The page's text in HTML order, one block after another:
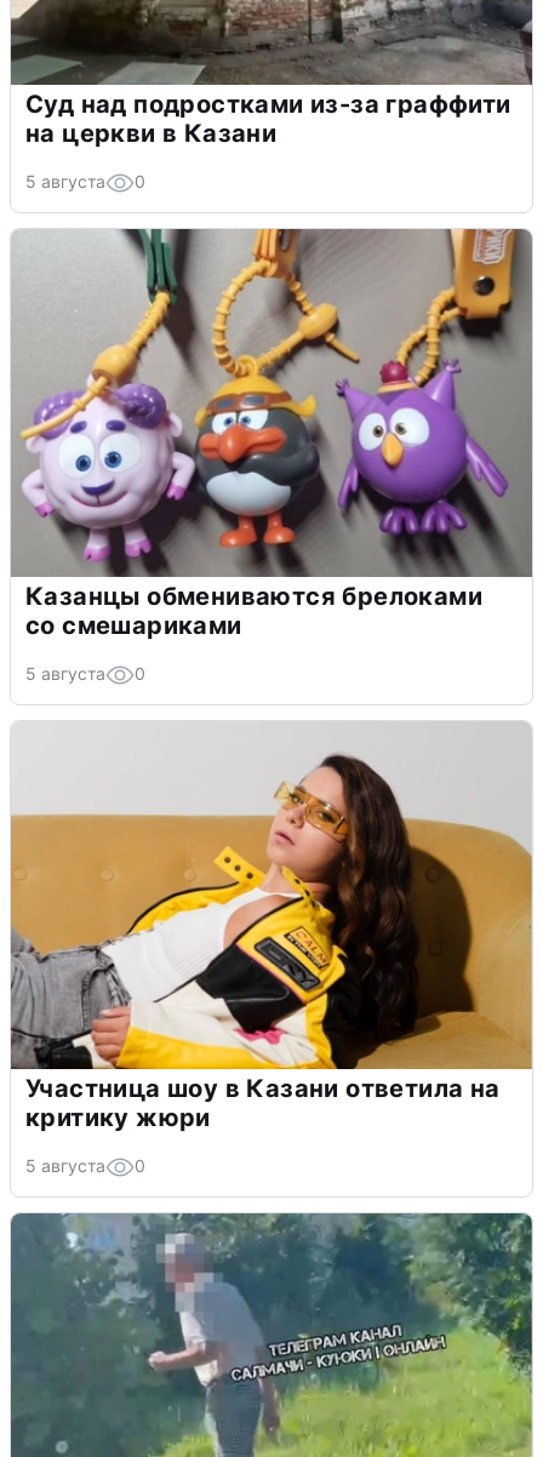
Суд над подростками из-за граффити
на церкви в Казани
5 августа 0
Казанцы обмениваются брелоками
со смешариками
5 августа 0
Участница шоу в Казани ответила на
критику жюри
5 августа 0